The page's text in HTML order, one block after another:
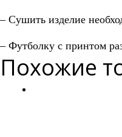
– Сушить изделие
– Футболку с принтом
Похожие